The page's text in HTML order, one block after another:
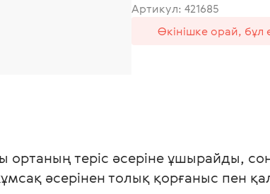
Артикул: 421685
Өкінішке орай, бұл
ортаның теріс әсеріне ұшырайды,
әсерінен толық қорғаныс пен